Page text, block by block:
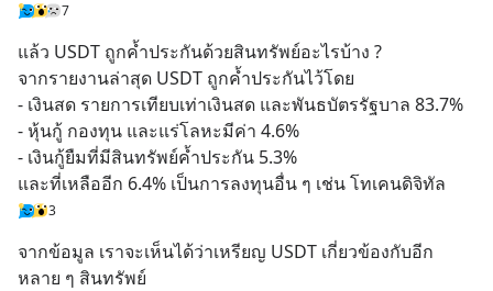
7
แล้ว USDT ถูกค้ำประกันด้วยสินทรัพย์อะไรบ้าง ?
จากรายงานล่าสุด USDT ถูกค้ำประกันไว้โดย
- เงินสด รายการเทียบเท่าเงินสด และพันธบัตรรัฐบาล 83.7%
- หุ้นกู้ กองทุน และแร่โลหะมีค่า 4.6%
- เงินกู้ยืมที่มีสินทรัพย์ค้ำประกัน 5.3%
และที่เหลืออีก 6.4% เป็นการลงทุนอื่น ๆ เช่น โทเคนดิจิทัล
3
จากข้อมูล เราจะเห็นได้ว่าเหรียญ USDT เกี่ยวข้องกับอีก
หลาย ๆ สินทรัพย์